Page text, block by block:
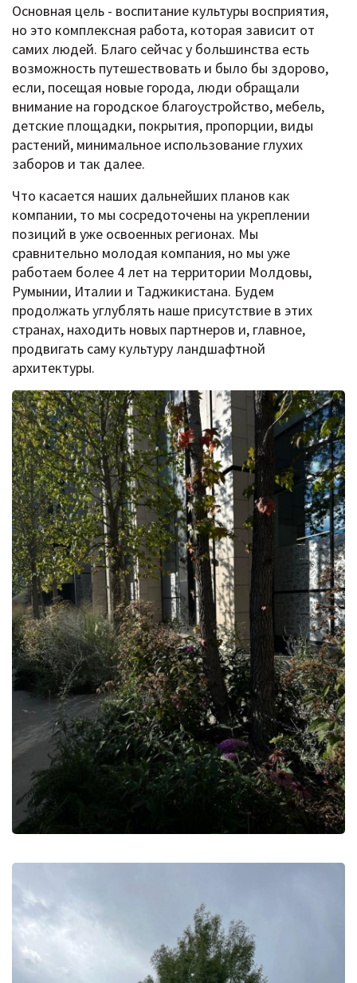
Основная цель - воспитание культуры восприятия,
но это комплексная работа, которая зависит от
самих людей. Благо сейчас у большинства есть
возможность путешествовать и было бы здорово,
если, посещая новые города, люди обращали
внимание на городское благоустройство, мебель,
детские площадки, покрытия, пропорции, виды
растений, минимальное использование глухих
заборов и так далее.
Что касается наших дальнейших планов как
компании, то мы сосредоточены на укреплении
позиций в уже освоенных регионах. Мы
сравнительно молодая компания, но мы уже
работаем более 4 лет на территории Молдовы,
Румынии, Италии и Таджикистана. Будем
продолжать углублять наше присутствие в этих
странах, находить новых партнеров и, главное,
продвигать саму культуру ландшафтной
архитектуры.